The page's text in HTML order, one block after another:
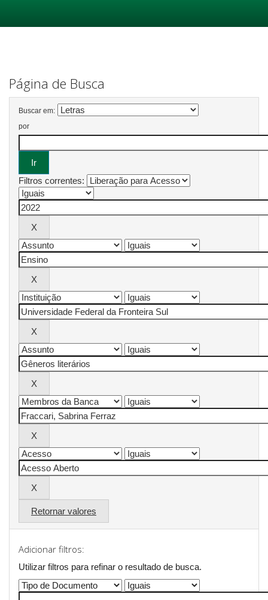
Página de Busca
Buscar em:
por
Filtros correntes:
Retornar valores
Adicionar filtros:
Utilizar filtros para refinar o resultado de busca.